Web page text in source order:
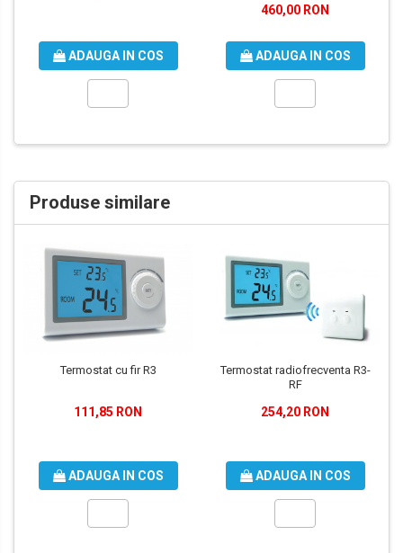
ADAUGA IN COS
460,00 RON
ADAUGA IN COS
Produse similare
Termostat cu fir R3
111,85 RON
ADAUGA IN COS
Termostat radiofrecventa R3-
RF
254,20 RON
ADAUGA IN COS